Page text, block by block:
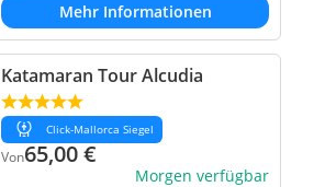
Mehr Informationen
Katamaran Tour Alcudia
Click-Mallorca Siegel
Von65,00€
Morgen verfügbar